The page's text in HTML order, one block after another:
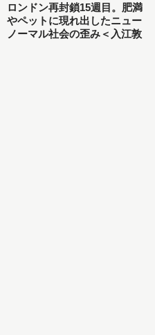
ロンドン再封鎖15週目。肥満
やペットに現れ出したニュー
ノーマル社会の歪み＜入江敦